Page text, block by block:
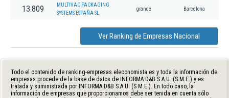
13.809
MULTIVAC PACKAGING
SYSTEMS ESPAÑA SL
grande Barcelona
Ver Ranking de Empresas Nacional
Todo el contenido de ranking-empresas.eleconomista.es y toda la información de
empresas procede de la base de datos de INFORMA D&B S.A.U. (S.M.E.) y es
tratada y suministrada por INFORMA D&B S.A.U. (S.M.E.). En todo caso, la
información de empresas que proporcionamos debe ser tenida en cuenta sólo